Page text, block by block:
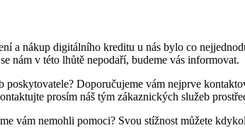
a nákup digitálního kreditu u nás bylo co
nám v této lhůtě nepodaří, budeme vás informovat.
poskytovatele? Doporučujeme vám nejprve
prosím náš tým zákaznických služeb
vám nemohli pomoci? Svou stížnost můžete